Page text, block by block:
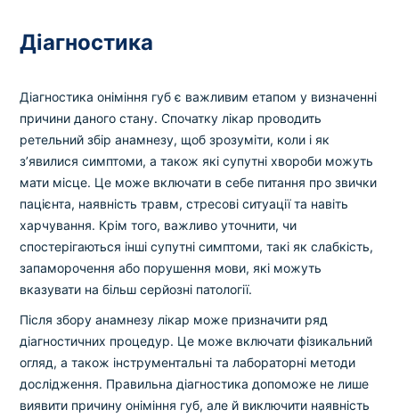
Діагностика
Діагностика оніміння губ є важливим етапом у визначенні
причини даного стану. Спочатку лікар проводить
ретельний збір анамнезу, щоб зрозуміти, коли і як
з’явилися симптоми, а також які супутні хвороби можуть
мати місце. Це може включати в себе питання про звички
пацієнта, наявність травм, стресові ситуації та навіть
харчування. Крім того, важливо уточнити, чи
спостерігаються інші супутні симптоми, такі як слабкість,
запаморочення або порушення мови, які можуть
вказувати на більш серйозні патології.
Після збору анамнезу лікар може призначити ряд
діагностичних процедур. Це може включати фізикальний
огляд, а також інструментальні та лабораторні методи
дослідження. Правильна діагностика допоможе не лише
виявити причину оніміння губ, але й виключити наявність